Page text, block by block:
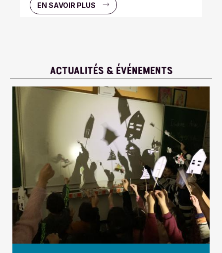
EN SAVOIR PLUS
ACTUALITÉS & ÉVÉNEMENTS